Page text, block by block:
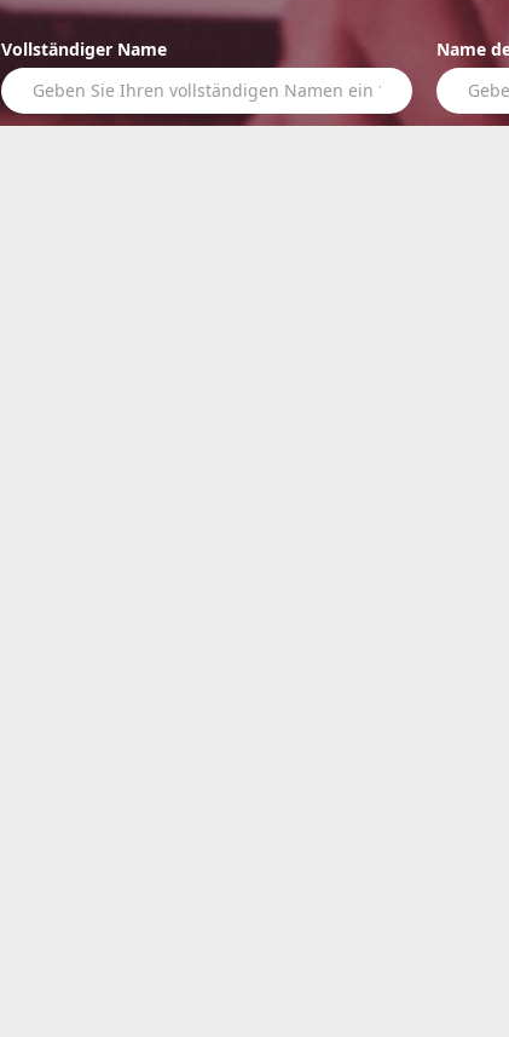
Vollständiger Name Name